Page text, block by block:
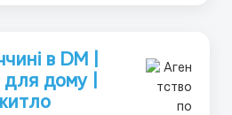
в DM |
дому |